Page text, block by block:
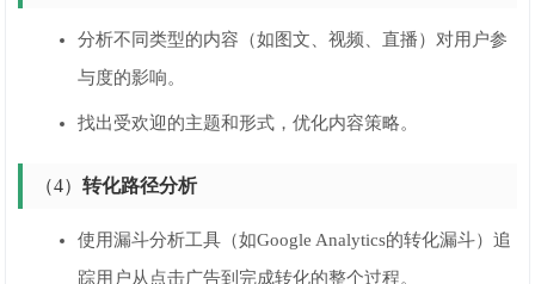
分析不同类型的内容（如图文、视频、直播）对用户参
与度的影响。
找出受欢迎的主题和形式，优化内容策略。
（4）转化路径分析
使用漏斗分析工具（如Google Analytics的转化漏斗）追
踪用户从点击广告到完成转化的整个过程。